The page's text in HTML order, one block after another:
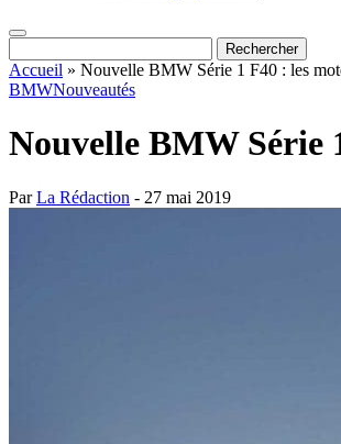
Accueil » Nouvelle BMW Série 1 F40 : les
BMWNouveautés
Nouvelle BMW Série
ParLa Rédaction - 27 mai 2019